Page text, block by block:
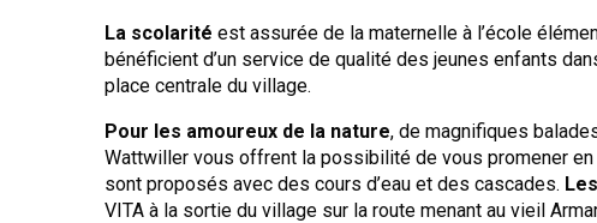
La scolaritéest assurée de la maternelle à l’école
bénéficient d’un service de qualité des jeunes enfants
place centrale du village.
Pour les amoureux de la nature, de magnifiques
Wattwiller vous offrent la possibilité de vous promener
sont proposés avec des cours d’eau et des cascades.
VITA à la sortie du village sur la route menant au vieil